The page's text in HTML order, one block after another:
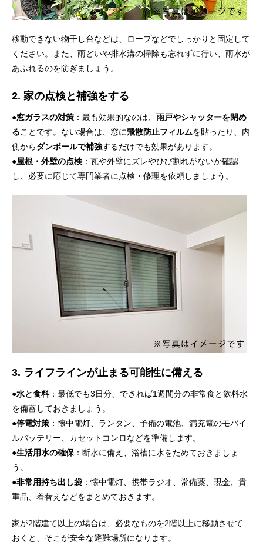
移動できない物干し台などは、ロープなどでしっかりと固定して
ください。また、雨どいや排水溝の掃除も忘れずに行い、雨水が
あふれるのを防ぎましょう。
2. 家の点検と補強をする
●窓ガラスの対策 ：最も効果的なのは、雨戸やシャッターを閉め
ることです。ない場合は、窓に飛散防止フィルムを貼ったり、内
側からダンボールで補強するだけでも効果があります。
●屋根・外壁の点検 ：瓦や外壁にズレやひび割れがないか確認
し、必要に応じて専門業者に点検・修理を依頼しましょう。
3. ライフラインが止まる可能性に備える
●水と食料：最低でも3日分、できれば1週間分の非常食と飲料水
を備蓄しておきましょう。
●停電対策 ：懐中電灯、ランタン、予備の電池、満充電のモバイ
ルバッテリー、カセットコンロなどを準備します。
●生活用水の確保 ：断水に備え、浴槽に水をためておきましょ
う。
●非常用持ち出し袋 ：懐中電灯、携帯ラジオ、常備薬、現金、貴
重品、着替えなどをまとめておきます。
家が2階建て以上の場合は、必要なものを2階以上に移動させて
おくと、そこが安全な避難場所になります。